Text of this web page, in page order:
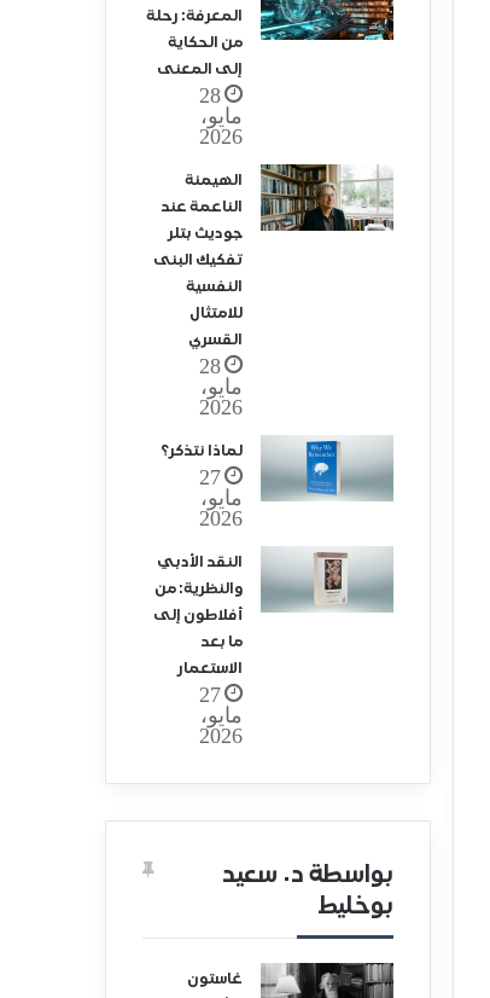
المعرفة: رحلة
من الحكاية
إلى المعنى
28
مايو،
2026
الهيمنة
الناعمة عند
جوديث بتلر
تفكيك البنى
النفسية
للامتثال
القسري
28
مايو،
2026
لماذا نتذكر؟
27
مايو،
2026
النقد الأدبي
والنظرية: من
أفلاطون إلى
ما بعد
الاستعمار
27
مايو،
2026
بواسطة د. سعيد
بوخليط
غاستون